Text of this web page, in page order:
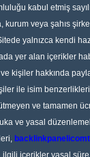
kabul etmiş
kurum veya şahıs
yalnızca kendi
yer alan içerikler
kişiler hakkında
ile isim
ve tamamen
ve yasal
içerikler yasal